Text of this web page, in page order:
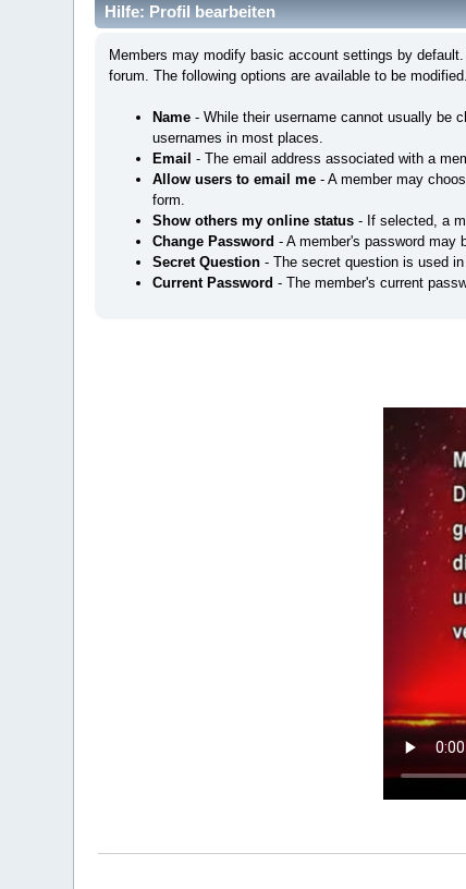
Hilfe: Profil bearbeiten
Members may modify basic account settings by
forum. The following options are available to be modified.
Name - While their username cannot usually be
usernames in most places.
Email - The email address associated with a
Allow users to email me - A member may
form.
Show others my online status - If selected, a
Change Password - A member's password may
Secret Question - The secret question is used
Current Password - The member's current